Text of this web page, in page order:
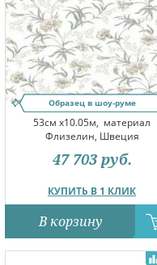
Образец в шоу-руме
53см x10.05м, материал
Флизелин, Швеция
КУПИТЬ В 1 КЛИК
47 703 руб.
В корзину